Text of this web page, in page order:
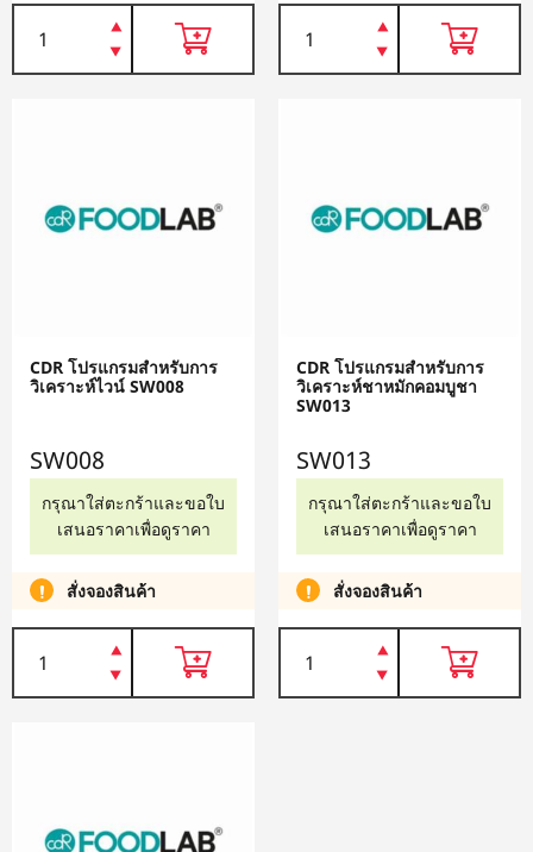
CDR โปรแกรมสำหรับการ
วิเคราะห์ไวน์ SW008
SW008
กรุณาใส่ตะกร้าและขอใบ
เสนอราคาเพื่อดูราคา
สั่งจองสินค้า
CDR โปรแกรมสำหรับการ
วิเคราะห์ชาหมักคอมบูชา
SW013
SW013
กรุณาใส่ตะกร้าและขอใบ
เสนอราคาเพื่อดูราคา
สั่งจองสินค้า